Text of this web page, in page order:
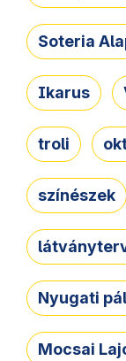
Soteria
Ikarus
troli
színészek
Nyugati
Mocsai